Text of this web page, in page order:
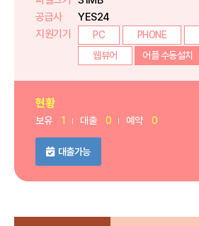
공급사
YES24
지원기기
PC PHONE
웹뷰어
어플 수동설치
현황
보유 1 대출 0 예약 0
대출가능